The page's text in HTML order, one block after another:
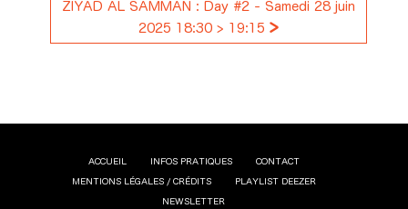
ZIYAD AL SAMMAN : Day #2 - Samedi 28 juin
2025 18:30 > 19:15 >
ACCUEIL INFOS PRATIQUES CONTACT
MENTIONS LÉGALES / CRÉDITS PLAYLIST DEEZER
NEWSLETTER